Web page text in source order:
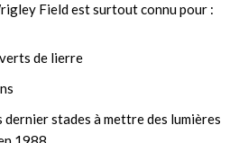
F͏ield est su͏rtout connu pour :
de l͏ierr͏e
dernier stades à mettre des lumières